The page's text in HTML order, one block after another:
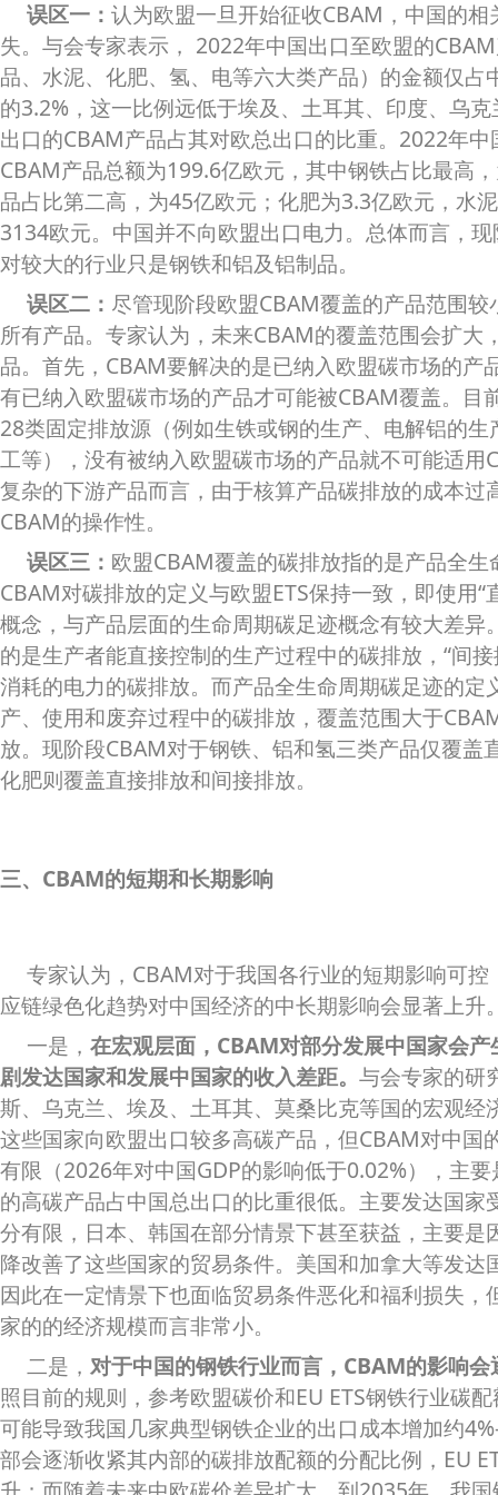
误区一： 认为欧盟一旦开始征收CBAM，中国的
失。与会专家表示， 2022年中国出口至欧盟的
品、水泥、化肥、氢、电等六大类产品）的金额仅占
的3.2%，这一比例远低于埃及、土耳其、印度、乌
出口的CBAM产品占其对欧总出口的比重。2022年
CBAM产品总额为199.6亿欧元，其中钢铁占比最高
品占比第二高，为45亿欧元；化肥为3.3亿欧元，水
3134欧元。中国并不向欧盟出口电力。总体而言，
对较大的行业只是钢铁和铝及铝制品。
误区二： 尽管现阶段欧盟CBAM覆盖的产品范围
所有产品。专家认为，未来CBAM的覆盖范围会扩大
品。首先，CBAM要解决的是已纳入欧盟碳市场的产
有已纳入欧盟碳市场的产品才可能被CBAM覆盖。目
28类固定排放源（例如生铁或钢的生产、电解铝的
工等），没有被纳入欧盟碳市场的产品就不可能适用
复杂的下游产品而言，由于核算产品碳排放的成本过
CBAM的操作性。
误区三： 欧盟CBAM覆盖的碳排放指的是产品全
CBAM对碳排放的定义与欧盟ETS保持一致，即使用“
概念，与产品层面的生命周期碳足迹概念有较大差异
的是生产者能直接控制的生产过程中的碳排放，“间
消耗的电力的碳排放。而产品全生命周期碳足迹的定
产、使用和废弃过程中的碳排放，覆盖范围大于
放。现阶段CBAM对于钢铁、铝和氢三类产品仅覆盖
化肥则覆盖直接排放和间接排放。
三、CBAM的短期和长期影响
专家认为，CBAM对于我国各行业的短期影响可
应链绿色化趋势对中国经济的中长期影响会显著上升
一是， 在宏观层面，CBAM对部分发展中国家会
剧发达国家和发展中国家的收入差距。 与会专家的研
斯、乌克兰、埃及、土耳其、莫桑比克等国的宏观经
这些国家向欧盟出口较多高碳产品，但CBAM对中国
有限（2026年对中国GDP的影响低于0.02%），主
的高碳产品占中国总出口的比重很低。主要发达国家
分有限，日本、韩国在部分情景下甚至获益，主要是
降改善了这些国家的贸易条件。美国和加拿大等发达
因此在一定情景下也面临贸易条件恶化和福利损失，
家的的经济规模而言非常小。
二是， 对于中国的钢铁行业而言，CBAM的影响会
照目前的规则，参考欧盟碳价和EU ETS钢铁行业碳
可能导致我国几家典型钢铁企业的出口成本增加约
部会逐渐收紧其内部的碳排放配额的分配比例，EU